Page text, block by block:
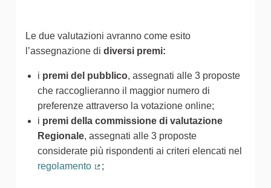
Le due valutazioni avranno come esito
l’assegnazione di diversi premi:
i premi del pubblico, assegnati alle 3 proposte
che raccoglieranno il maggior numero di
preferenze attraverso la votazione online;
i premi della commissione di valutazione
Regionale, assegnati alle 3 proposte
considerate più rispondenti ai criteri elencati nel
regolamento
;